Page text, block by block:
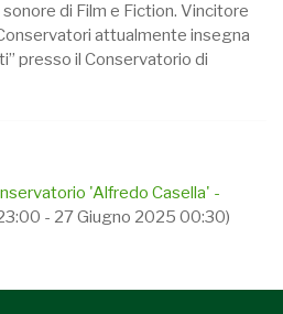
di Film e Fiction. Vincitore
attualmente insegna
presso il Conservatorio di
'Alfredo Casella' -
- 27 Giugno 2025 00:30)